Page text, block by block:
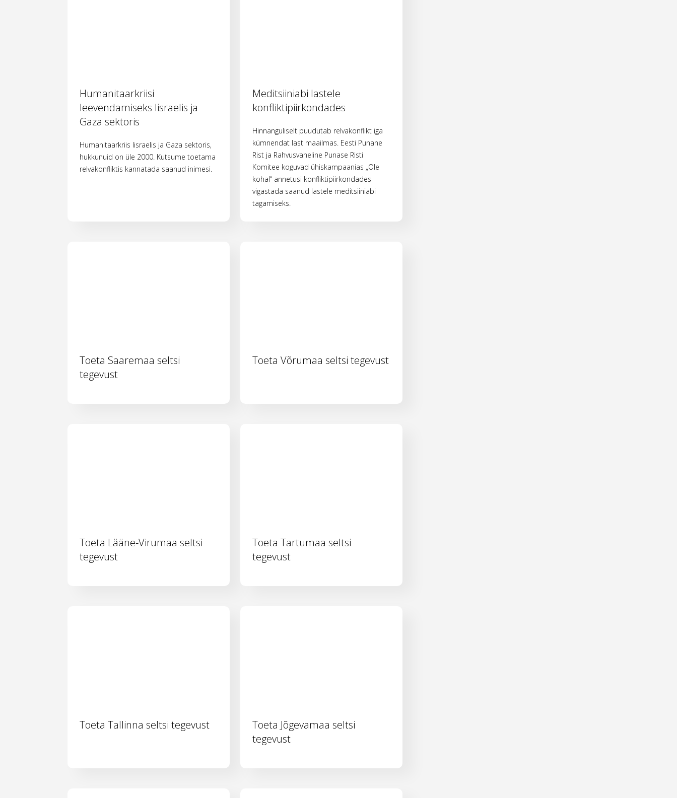
Humanitaarkriisi
leevendamiseks Iisraelis ja
Gaza sektoris
Humanitaarkriis Iisraelis ja Gaza sektoris,
hukkunuid on üle 2000. Kutsume toetama
relvakonfliktis kannatada saanud inimesi.
Meditsiiniabi lastele
konfliktipiirkondades
Hinnanguliselt puudutab relvakonflikt iga
kümnendat last maailmas. Eesti Punane
Rist ja Rahvusvaheline Punase Risti
Komitee koguvad ühiskampaanias „Ole
kohal“ annetusi konfliktipiirkondades
vigastada saanud lastele meditsiiniabi
tagamiseks.
Toeta Saaremaa seltsi
tegevust
Toeta Võrumaa seltsi tegevust
Toeta Lääne-Virumaa seltsi
tegevust
Toeta Tartumaa seltsi
tegevust
Toeta Tallinna seltsi tegevust
Toeta Jõgevamaa seltsi
tegevust